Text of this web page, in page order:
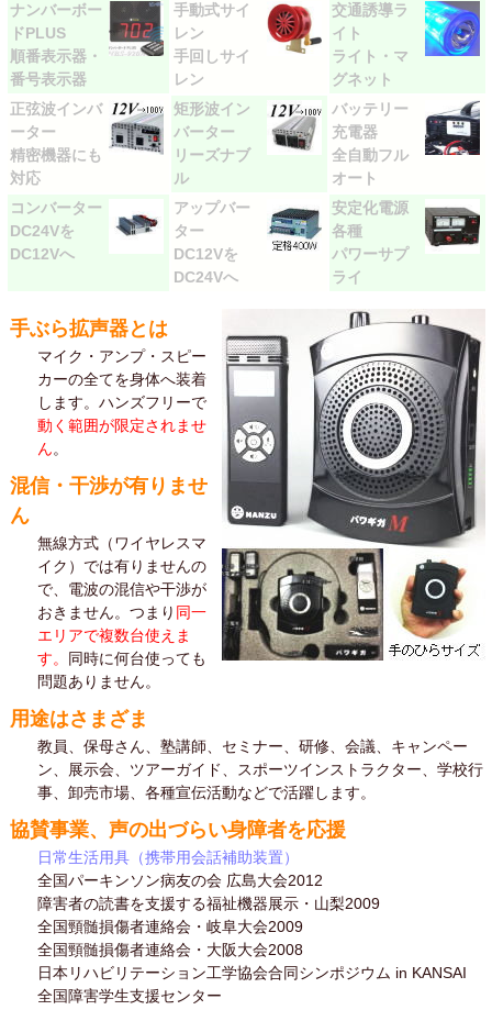
ナンバーボー
ドPLUS
順番表示器・
番号表示器
手動式サイ
レン
手回しサイ
レン
交通誘導ラ
イト
ライト・マ
グネット
正弦波インバ
ーター
精密機器にも
対応
矩形波イン
バーター
リーズナブ
ル
バッテリー
充電器
全自動フル
オート
コンバーター
DC24Vを
DC12Vへ
アップバー
ター
DC12Vを
DC24Vへ
安定化電源
各種
パワーサプ
ライ
手ぶら拡声器とは
マイク・アンプ・スピー
カーの全てを身体へ装着
します。ハンズフリーで
動く範囲が限定されませ
ん。
混信・干渉が有りませ
ん
無線方式（ワイヤレスマ
イク）では有りませんの
で、電波の混信や干渉が
おきません。つまり 同一
エリアで複数台使えま
す。 同時に何台使っても
問題ありません。
用途はさまざま
教員、保母さん、塾講師、セミナー、研修、会議、キャンペー
ン、展示会、ツアーガイド、スポーツインストラクター、学校行
事、卸売市場、各種宣伝活動などで活躍します。
協賛事業、声の出づらい身障者を応援
日常生活用具（携帯用会話補助装置）
全国パーキンソン病友の会 広島大会2012
障害者の読書を支援する福祉機器展示・山梨2009
全国頸髄損傷者連絡会・岐阜大会2009
全国頸髄損傷者連絡会・大阪大会2008
日本リハビリテーション工学協会合同シンポジウム in KANSAI
全国障害学生支援センター